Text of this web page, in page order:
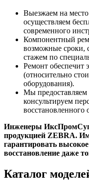
Выезжаем на
осуществляем
современного
Компонентный
возможные сроки,
стажем по
Ремонт обеспечит
(относительно
оборудования).
Мы предоставляем
консультируем
восстановленного
Инженеры
продукцией ZEBRA.
гарантировать
восстановление даже
Каталог